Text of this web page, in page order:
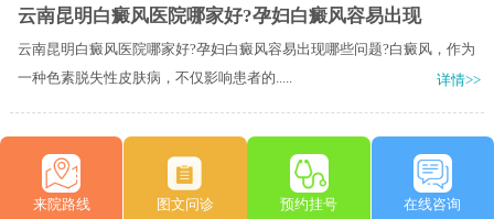
云南昆明白癜风医院哪家好?孕妇白癜风容易出现
云南昆明白癜风医院哪家好?孕妇白癜风容易出现哪些问题?白癜风，作为
一种色素脱失性皮肤病，不仅影响患者的.....
详情>>
来院路线 图文问诊 预约挂号 在线咨询